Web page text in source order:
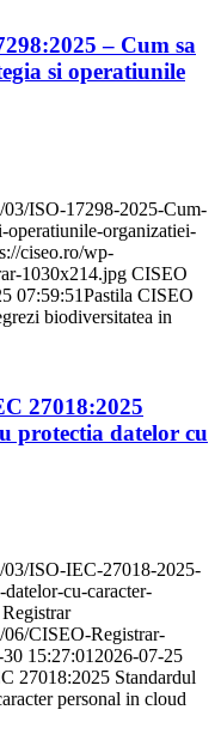
– Cum sa
si operatiunile
03/ISO-17298-2025-Cum-
operatiunile-organizatiei-
ciseo.ro/wp-
1030x214.jpg CISEO
07:59:51Pastila CISEO
biodiversitatea in
27018:2025
protectia datelor cu
03/ISO-IEC-27018-2025-
cu-caracter-
06/CISEO-Registrar-
15:27:012026-07-25
27018:2025 Standardul
personal in cloud